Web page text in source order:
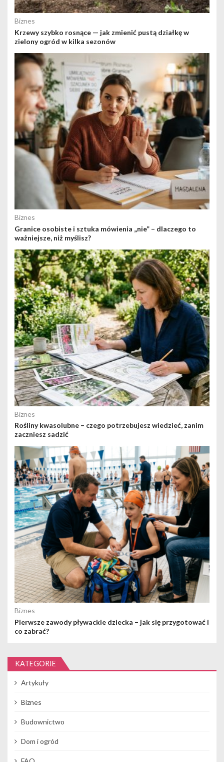
Biznes
Krzewy szybko rosnące — jak zmienić pustą działkę w
zielony ogród w kilka sezonów
Biznes
Granice osobiste i sztuka mówienia „nie” – dlaczego to
ważniejsze, niż myślisz?
Biznes
Rośliny kwasolubne – czego potrzebujesz wiedzieć, zanim
zaczniesz sadzić
Biznes
Pierwsze zawody pływackie dziecka – jak się przygotować i
co zabrać?
KATEGORIE
Artykuły
Biznes
Budownictwo
Dom i ogród